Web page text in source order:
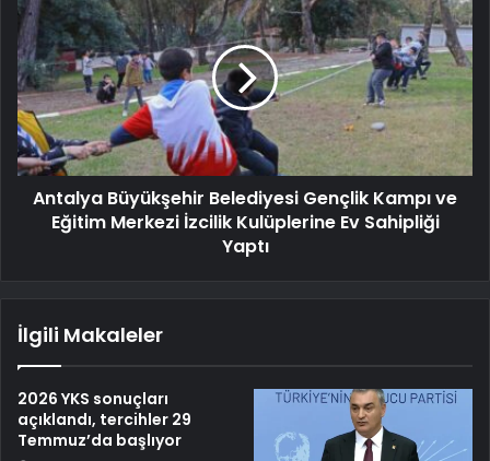
Antalya Büyükşehir Belediyesi Gençlik Kampı ve
Eğitim Merkezi İzcilik Kulüplerine Ev Sahipliği
Yaptı
İlgili Makaleler
2026 YKS sonuçları
açıklandı, tercihler 29
Temmuz’da başlıyor